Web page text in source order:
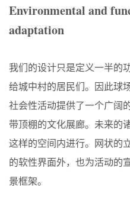
Environmental and
adaptation
我们的设计只是定义一半的
给城中村的居民们。因此球
社会性活动提供了一个广阔
带顶棚的文化展廊。未来的
这样的空间内进行。网状的
的软性界面外，也为活动的
景框架。